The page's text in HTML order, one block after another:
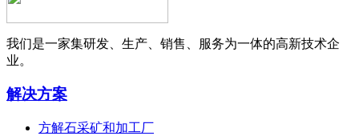
我们是一家集研发、生产、销售、服务为一体的高新技术企
业。
解决方案
方解石采矿和加工厂